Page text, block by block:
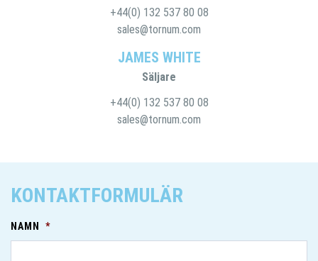
+44(0) 132 537 80 08
sales@tornum.com
JAMES WHITE
Säljare
+44(0) 132 537 80 08
sales@tornum.com
KONTAKTFORMULÄR
NAMN *